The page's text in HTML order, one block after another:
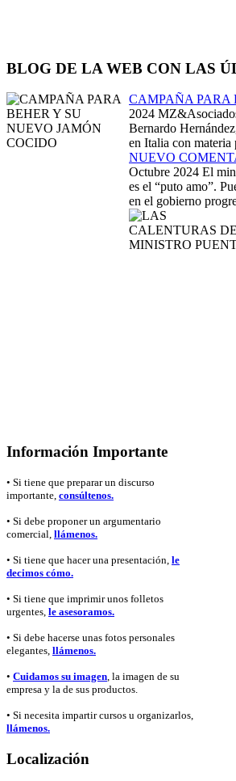
BLOG DE LA WEB CON LAS
CAMPAÑA PARA
2024
Bernardo
en Italia con materia
NUEVO
Octubre 2024 El
es el “puto amo”.
en el gobierno
Información Importante
• Si tiene que preparar un discurso
importante, consúltenos.
• Si debe proponer un argumentario
comercial, llámenos.
• Si tiene que hacer una presentación, le
decimos cómo.
• Si tiene que imprimir unos folletos
urgentes, le asesoramos.
• Si debe hacerse unas fotos personales
elegantes, llámenos.
• Cuidamos su imagen, la imagen de su
empresa y la de sus productos.
• Si necesita impartir cursos u organizarlos,
llámenos.
Localización